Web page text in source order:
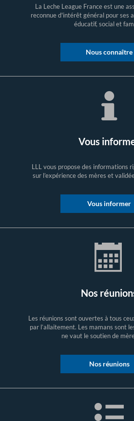
La Leche League France est une
reconnue d'intérêt général pour ses
éducatif, social et
Nous connaître
Vous
LLL vous propose des informations
sur l’expérience des mères et
Vous informer
Nos
Les réunions sont ouvertes à tous
par l’allaitement. Les mamans sont
ne vaut le soutien de
Nos réunions